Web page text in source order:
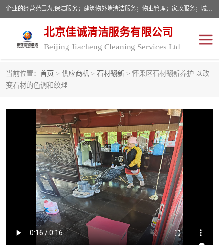
企业的经营范围为:保洁服务；建筑物外墙清洁服务；物业管理；家政服务；城市园林绿化；劳务分包；技术开发、技术转让、技术服务；销售保洁设备、卫生用品、化工产品（不含危险化学品及一类易制毒化学品）、日用品、办公设备、建筑材料、装饰材料；图文设计；清洁服务（不含餐具消毒）；中央空调维修；工程设计；施工总承包；专业承包。
北京佳诚清洁服务有限公司
Beijing Jiacheng Cleaning Services Ltd
当前位置： 首页 > 供应商机 > 石材翻新 > 怀柔区石材翻新养护 以改
变石材的色调和纹理
外墙清洗
开荒保洁 保洁服务
石材翻新 建筑物外墙维修